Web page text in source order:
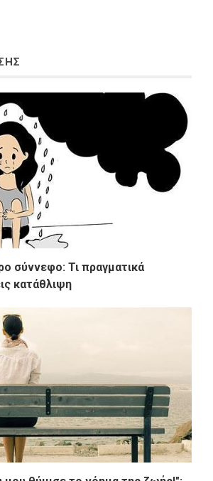
σύννεφο: Τι πραγματικά
κατάθλιψη